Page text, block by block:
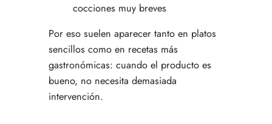
cocciones muy breves
Por eso suelen aparecer tanto en platos
sencillos como en recetas más
gastronómicas: cuando el producto es
bueno, no necesita demasiada
intervención.